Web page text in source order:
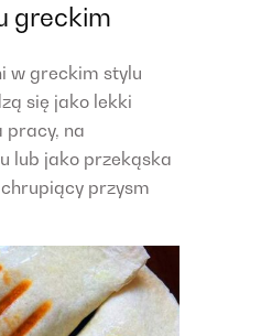
greckim
w greckim stylu
się jako lekki
pracy, na
lub jako przekąska
przysm